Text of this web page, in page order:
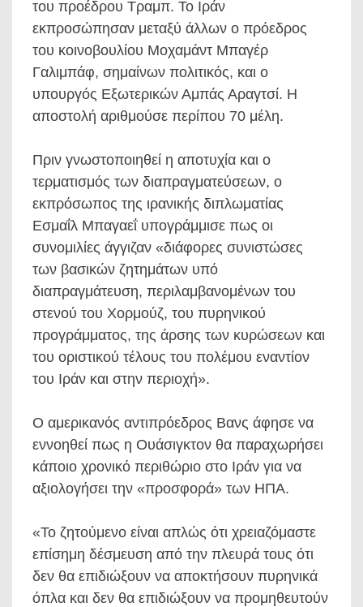
του προέδρου Τραμπ. Το Ιράν
εκπροσώπησαν μεταξύ άλλων ο πρόεδρος
του κοινοβουλίου Μοχαμάντ Μπαγέρ
Γαλιμπάφ, σημαίνων πολιτικός, και ο
υπουργός Εξωτερικών Αμπάς Αραγτσί. Η
αποστολή αριθμούσε περίπου 70 μέλη.
Πριν γνωστοποιηθεί η αποτυχία και ο
τερματισμός των διαπραγματεύσεων, ο
εκπρόσωπος της ιρανικής διπλωματίας
Εσμαΐλ Μπαγαεΐ υπογράμμισε πως οι
συνομιλίες άγγιζαν «διάφορες συνιστώσες
των βασικών ζητημάτων υπό
διαπραγμάτευση, περιλαμβανομένων του
στενού του Χορμούζ, του πυρηνικού
προγράμματος, της άρσης των κυρώσεων και
του οριστικού τέλους του πολέμου εναντίον
του Ιράν και στην περιοχή».
Ο αμερικανός αντιπρόεδρος Βανς άφησε να
εννοηθεί πως η Ουάσιγκτον θα παραχωρήσει
κάποιο χρονικό περιθώριο στο Ιράν για να
αξιολογήσει την «προσφορά» των ΗΠΑ.
«Το ζητούμενο είναι απλώς ότι χρειαζόμαστε
επίσημη δέσμευση από την πλευρά τους ότι
δεν θα επιδιώξουν να αποκτήσουν πυρηνικά
όπλα και δεν θα επιδιώξουν να προμηθευτούν